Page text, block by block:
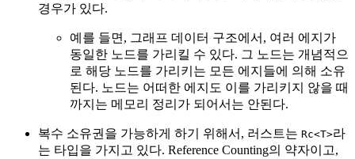
경우가 있다.
예를 들면, 그래프 데이터 구조에서, 여러 에지가
동일한 노드를 가리킬 수 있다. 그 노드는 개념적으
로 해당 노드를 가리키는 모든 에지들에 의해 소유
된다. 노드는 어떠한 에지도 이를 가리키지 않을 때
까지는 메모리 정리가 되어서는 안된다.
복수 소유권을 가능하게 하기 위해서, 러스트는 Rc<T>라
는 타입을 가지고 있다. Reference Counting의 약자이고,